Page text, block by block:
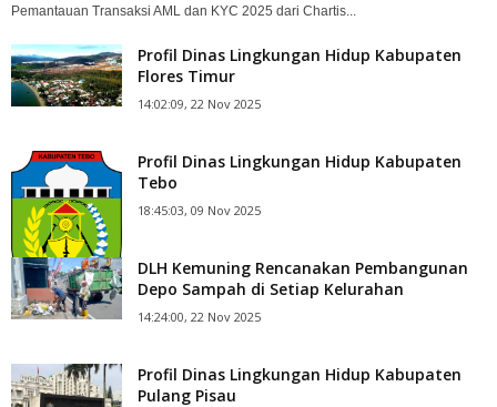
Pemantauan Transaksi AML dan KYC 2025 dari Chartis...
Profil Dinas Lingkungan Hidup Kabupaten
Flores Timur
14:02:09, 22 Nov 2025
Profil Dinas Lingkungan Hidup Kabupaten
Tebo
18:45:03, 09 Nov 2025
DLH Kemuning Rencanakan Pembangunan
Depo Sampah di Setiap Kelurahan
14:24:00, 22 Nov 2025
Profil Dinas Lingkungan Hidup Kabupaten
Pulang Pisau